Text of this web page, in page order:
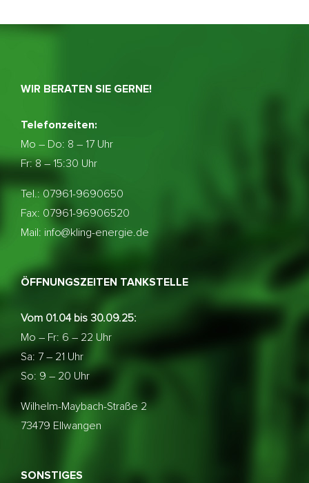
WIR BERATEN SIE GERNE!
Telefonzeiten:
Mo – Do: 8 – 17 Uhr
Fr: 8 – 15:30 Uhr
Tel.: 07961-9690650
Fax: 07961-96906520
Mail: info@kling-energie.de
ÖFFNUNGSZEITEN TANKSTELLE
Vom 01.04 bis 30.09.25:
Mo – Fr: 6 – 22 Uhr
Sa: 7 – 21 Uhr
So: 9 – 20 Uhr
Wilhelm-Maybach-Straße 2
73479 Ellwangen
SONSTIGES